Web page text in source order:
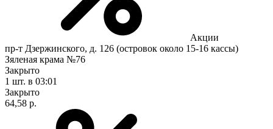
Акции
пр-т Дзержинского, д. 126 (островок около 15-16 кассы)
Зяленая крама №76
Закрыто
1 шт. в 03:01
Закрыто
64,58 р.